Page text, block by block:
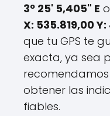
3º 25' 5,405" E
X: 535.819,00
que tu GPS te
exacta, ya sea
obtener las
fiables.